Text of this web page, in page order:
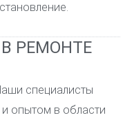
РЕМОНТЕ
специалисты
опытом в области